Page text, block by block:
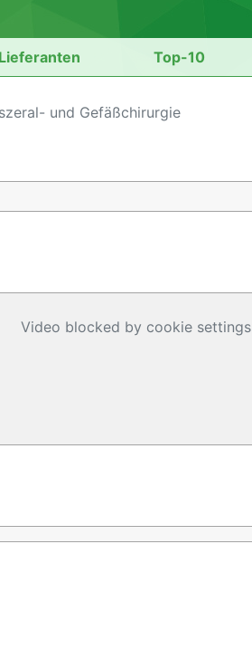
Lieferanten Top-10
und Gefäßchirurgie
Video blocked by cookie settings